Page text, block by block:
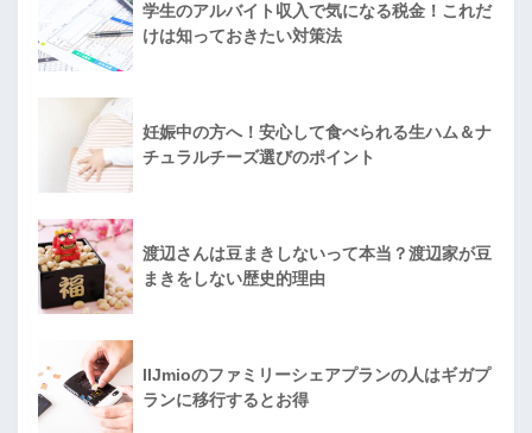
学生のアルバイト収入で気になる税金！これだ
けは知っておきたい対策法
妊娠中の方へ！安心して食べられる生ハム＆ナ
チュラルチーズ選びのポイント
渡辺さんは豆まきしないって本当？渡辺家が豆
まきをしない歴史的理由
IIJmioのファミリーシェアプランの人はギガプ
ランに移行するとお得